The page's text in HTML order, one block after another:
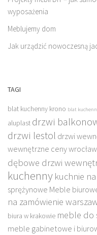
wyposażenia
Meblujemy dom
Jak urządzić nowoczesną
TAGI
blat kuchenny krono blat
aluplast drzwi
drzwi lestol drzwi
wewnętrzne ceny wrocław
dębowe drzwi
kuchenny kuchnie
sprężynowe Meble
na zamówienie
biura w krakowie meble do
meble gabinetowe i